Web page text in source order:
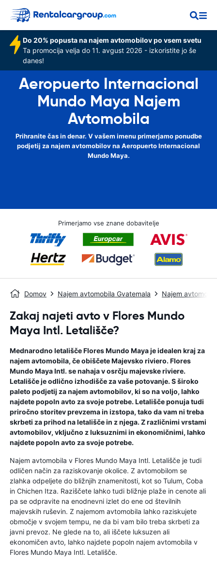
Do 20% popusta na najem avtomobilov po vsem svetu
Ta promocija velja do 11. avgust 2026 - izkoristite jo še
danes!
Aeropuerto Internacional
Mundo Maya Najem
Avtomobila
Prihranite čas in denar. V vašem imenu primerjamo ponudbe
podjetij za najem avtomobilov na Aeropuerto Internacional
Mundo Maya.
Primerjamo vse znane dobavitelje
Domov Najem avtomobila Gvatemala Najem
Zakaj najeti avto v Flores Mundo
Maya Intl. Letališče?
Mednarodno letališče Flores Mundo Maya je idealen kraj za
najem avtomobila, če obiščete Majevsko riviero. Flores
Mundo Maya Intl. se nahaja v osrčju majevske riviere.
Letališče je odlično izhodišče za vaše potovanje. S široko
paleto podjetij za najem avtomobilov, ki so na voljo, lahko
najdete popoln avto za svoje potrebe. Letališče ponuja tudi
priročno storitev prevzema in izstopa, tako da vam ni treba
skrbeti za prihod na letališče in z njega. Z različnimi vrstami
avtomobilov, vključno z luksuznimi in ekonomičnimi, lahko
najdete popoln avto za svoje potrebe.
Najem avtomobila v Flores Mundo Maya Intl. Letališče je tudi
odličen način za raziskovanje okolice. Z avtomobilom se
zlahka odpeljete do bližnjih znamenitosti, kot so Tulum, Coba
in Chichen Itza. Raziščete lahko tudi bližnje plaže in cenote ali
pa se odpravite na enodnevni izlet do ene od številnih
majevskih ruševin. Z najemom avtomobila lahko raziskujete
območje v svojem tempu, ne da bi vam bilo treba skrbeti za
javni prevoz. Ne glede na to, ali iščete luksuzen ali
ekonomičen avto, lahko najdete popoln najem avtomobila v
Flores Mundo Maya Intl. Letališče.